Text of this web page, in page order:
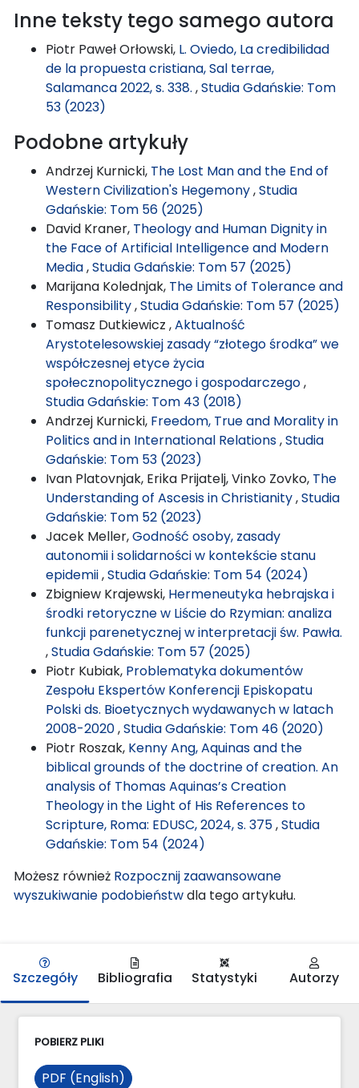
Inne teksty tego samego autora
Piotr Paweł Orłowski, L. Oviedo, La credibilidad
de la propuesta cristiana, Sal terrae,
Salamanca 2022, s. 338. ,Studia Gdańskie: Tom
53 (2023)
Podobne artykuły
Andrzej Kurnicki, The Lost Man and the End of
Western Civilization's Hegemony,Studia
Gdańskie: Tom 56 (2025)
David Kraner, Theology and Human Dignity in
the Face of Artificial Intelligence and Modern
Media,Studia Gdańskie: Tom 57 (2025)
Marijana Kolednjak, The Limits of Tolerance and
Responsibility,Studia Gdańskie: Tom 57 (2025)
Tomasz Dutkiewicz ,Aktualność
Arystotelesowskiej zasady “złotego środka” we
współczesnej etyce życia
społecznopolitycznego i gospodarczego,
Studia Gdańskie: Tom 43 (2018)
Andrzej Kurnicki, Freedom, True and Morality in
Politics and in International Relations,Studia
Gdańskie: Tom 53 (2023)
Ivan Platovnjak, Erika Prijatelj, Vinko Zovko, The
Understanding of Ascesis in Christianity,Studia
Gdańskie: Tom 52 (2023)
Jacek Meller,Godność osoby, zasady
autonomii i solidarności w kontekście stanu
epidemii,Studia Gdańskie: Tom 54 (2024)
Zbigniew Krajewski, Hermeneutyka hebrajska i
środki retoryczne w Liście do Rzymian: analiza
funkcji parenetycznej w interpretacji św. Pawła.
,Studia Gdańskie: Tom 57 (2025)
Piotr Kubiak, Problematyka dokumentów
Zespołu Ekspertów Konferencji Episkopatu
Polski ds. Bioetycznych wydawanych w latach
2008-2020,Studia Gdańskie: Tom 46 (2020)
Piotr Roszak, Kenny Ang, Aquinas and the
biblical grounds of the doctrine of creation. An
analysis of Thomas Aquinas’s Creation
Theology in the Light of His References to
Scripture, Roma: EDUSC, 2024, s. 375,Studia
Gdańskie: Tom 54 (2024)
Możesz również Rozpocznij zaawansowane
wyszukiwanie podobieństwdla tego artykułu.
Szczegóły Bibliografia Statystyki Autorzy
POBIERZ PLIKI
PDF (English)